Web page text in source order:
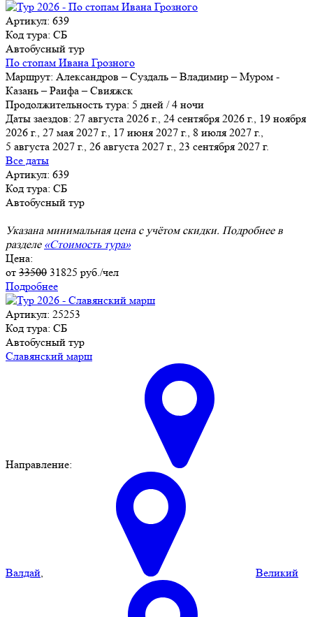
Артикул: 639
Код тура: СБ
Автобусный тур
По стопам Ивана Грозного
Маршрут: Александров – Суздаль – Владимир – Муром -
Казань – Раифа – Свияжск
Продолжительность тура: 5 дней / 4 ночи
Даты заездов: 27 августа 2026 г., 24 сентября 2026 г., 19 ноября
2026 г., 27 мая 2027 г., 17 июня 2027 г., 8 июля 2027 г.,
5 августа 2027 г., 26 августа 2027 г., 23 сентября 2027 г.
Все даты
Артикул: 639
Код тура: СБ
Автобусный тур
Указана минимальная цена с учётом скидки. Подробнее в
разделе «Стоимость тура»
Цена:
от 33500 31825 руб./чел
Подробнее
Артикул: 25253
Код тура: СБ
Автобусный тур
Славянский марш
Направление:
Валдай, Великий